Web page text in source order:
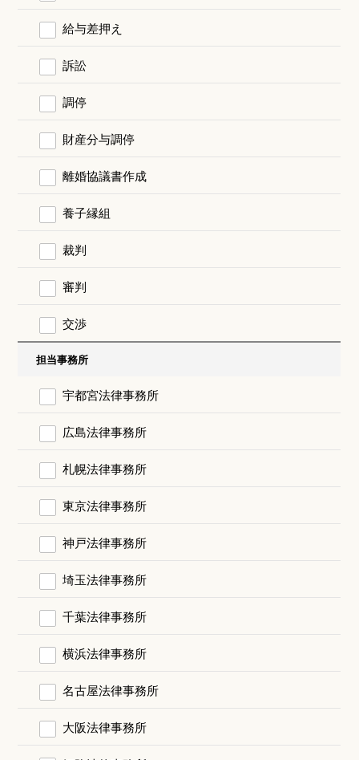
給与差押え
訴訟
調停
財産分与調停
離婚協議書作成
養子縁組
裁判
審判
交渉
担当事務所
宇都宮法律事務所
広島法律事務所
札幌法律事務所
東京法律事務所
神戸法律事務所
埼玉法律事務所
千葉法律事務所
横浜法律事務所
名古屋法律事務所
大阪法律事務所